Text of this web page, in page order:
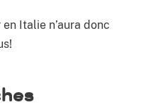
Italie n’aura donc